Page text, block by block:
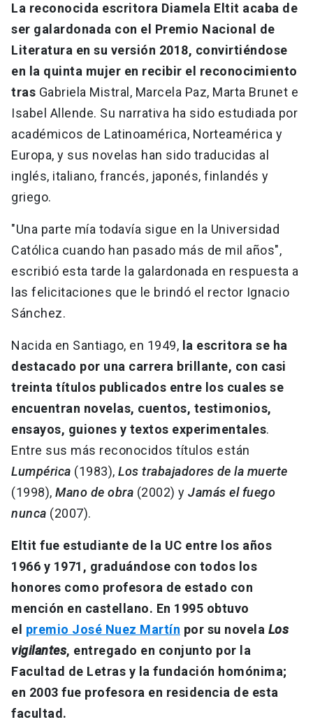
La reconocida escritora Diamela Eltit acaba de
ser galardonada con el Premio Nacional de
Literatura en su versión 2018, convirtiéndose
en la quinta mujer en recibir el reconocimiento
tras Gabriela Mistral, Marcela Paz, Marta Brunet e
Isabel Allende. Su narrativa ha sido estudiada por
académicos de Latinoamérica, Norteamérica y
Europa, y sus novelas han sido traducidas al
inglés, italiano, francés, japonés, finlandés y
griego.
"Una parte mía todavía sigue en la Universidad
Católica cuando han pasado más de mil años",
escribió esta tarde la galardonada en respuesta a
las felicitaciones que le brindó el rector Ignacio
Sánchez.
Nacida en Santiago, en 1949, la escritora se ha
destacado por una carrera brillante, con casi
treinta títulos publicados entre los cuales se
encuentran novelas, cuentos, testimonios,
ensayos, guiones y textos experimentales.
Entre sus más reconocidos títulos están
Lumpérica (1983), Los trabajadores de la muerte
(1998), Mano de obra (2002) y Jamás el fuego
nunca (2007).
Eltit fue estudiante de la UC entre los años
1966 y 1971, graduándose con todos los
honores como profesora de estado con
mención en castellano. En 1995 obtuvo
el premio José Nuez Martín por su novela Los
vigilantes, entregado en conjunto por la
Facultad de Letras y la fundación homónima;
en 2003 fue profesora en residencia de esta
facultad.